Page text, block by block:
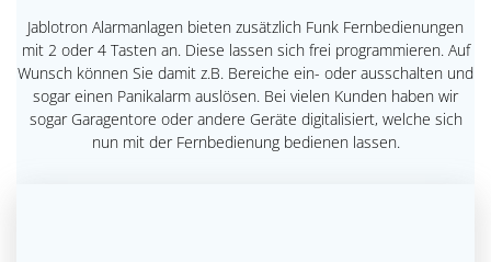
Jablotron Alarmanlagen bieten zusätzlich Funk Fernbedienungen
mit 2 oder 4 Tasten an. Diese lassen sich frei programmieren. Auf
Wunsch können Sie damit z.B. Bereiche ein- oder ausschalten und
sogar einen Panikalarm auslösen. Bei vielen Kunden haben wir
sogar Garagentore oder andere Geräte digitalisiert, welche sich
nun mit der Fernbedienung bedienen lassen.